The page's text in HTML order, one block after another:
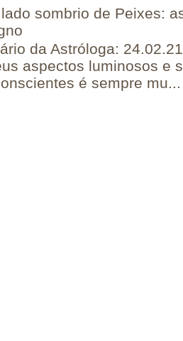
sombrio de Peixes:
da Astróloga:
aspectos luminosos e
é sempre mu...